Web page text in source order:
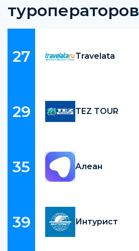
туроператоров
27 Travelata
29 TEZ TOUR
35 Алеан
39 Интурист